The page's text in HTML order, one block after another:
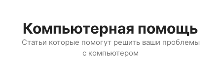
содержимому
Компьютерная помощь
Статьи которые помогут решить ваши проблемы
с компьютером